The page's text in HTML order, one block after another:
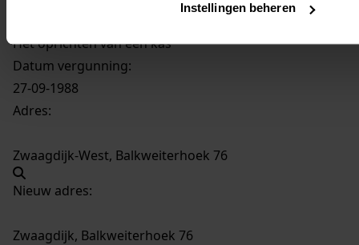
Instellingen beheren
Het oprichten van een kas
Datum vergunning:
27-09-1988
Adres:
Zwaagdijk-West, Balkweiterhoek 76
Nieuw adres:
Zwaagdijk, Balkweiterhoek 76